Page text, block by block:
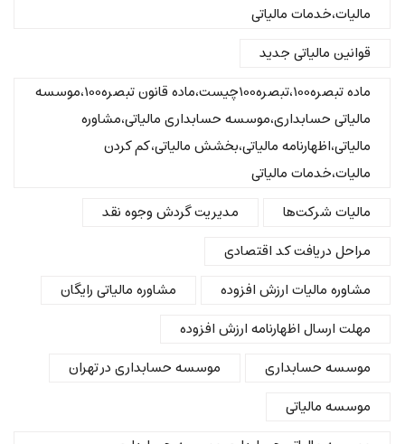
مالیات،خدمات مالیاتی
قوانین مالیاتی جدید
ماده تبصره100،تبصره100چیست،ماده قانون تبصره100،موسسه
مالیاتی حسابداری،موسسه حسابداری مالیاتی،مشاوره
مالیاتی،اظهارنامه مالیاتی،بخشش مالیاتی،کم کردن
مالیات،خدمات مالیاتی
مالیات شرکت‌ها
مدیریت گردش وجوه نقد
مراحل دریافت کد اقتصادی
مشاوره مالیات ارزش افزوده
مشاوره مالیاتی رایگان
مهلت ارسال اظهارنامه ارزش افزوده
موسسه حسابداری
موسسه حسابداری در تهران
موسسه مالیاتی